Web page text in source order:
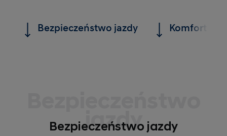
Bezpieczeństwo jazdy Komfort
jazdy
Bezpieczeństwo jazdy